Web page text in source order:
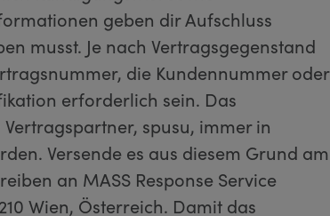
geben dir Aufschluss
musst. Je nach Vertragsgegenstand
die Kundennummer oder
erforderlich sein. Das
spusu, immer in
Versende es aus diesem Grund am
an MASS Response Service
Wien, Österreich. Damit das